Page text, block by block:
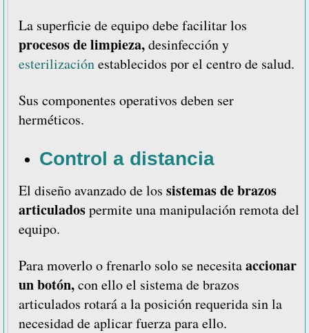
La superficie de equipo debe facilitar los
procesos de limpieza,desinfección y
esterilizaciónestablecidos por el centro de salud.
Sus componentes operativos deben ser
herméticos.
Control a distancia
El diseño avanzado de los sistemas de brazos
articuladospermite una manipulación remota del
equipo.
Para moverlo o frenarlo solo se necesitaaccionar
un botón,con ello el sistema de brazos
articulados rotará a la posición requerida sin la
necesidad de aplicar fuerza para ello.